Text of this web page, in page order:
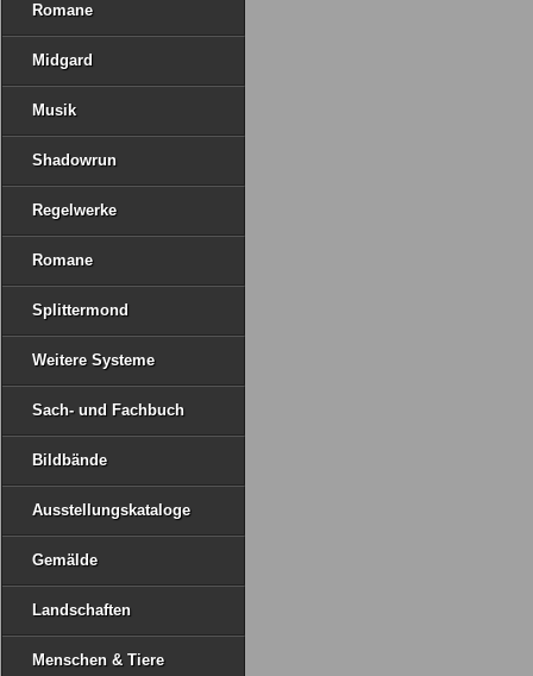
Romane
Midgard
Musik
Shadowrun
Regelwerke
Romane
Splittermond
Weitere Systeme
Sach- und Fachbuch
Bildbände
Ausstellungskataloge
Gemälde
Landschaften
Menschen & Tiere